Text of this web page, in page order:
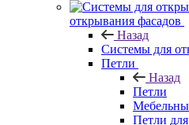
открывания фасадов
Назад
Системы для
Петли
Назад
Петли
Петли